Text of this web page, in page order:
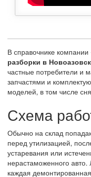
В справочнике компании
разборки в Новоазовск
частные потребители и
запчастями и
моделей, в том числе
Схема
Обычно на склад
перед утилизацией,
устаревания или
нерастаможенного
каждая